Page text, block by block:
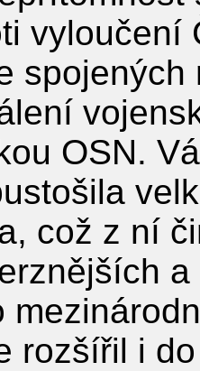
vyloučení
OSN.
což z ní
rozšířil i